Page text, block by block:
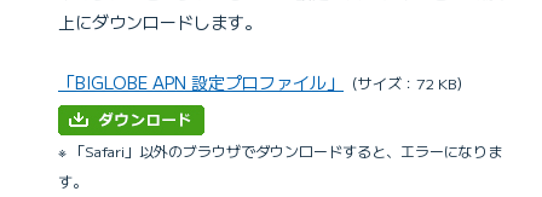
上にダウンロードします。
「BIGLOBE APN 設定プロファイル」 （サイズ：72 KB）
※ 「Safari」以外のブラウザでダウンロードすると、エラーになりま
す。